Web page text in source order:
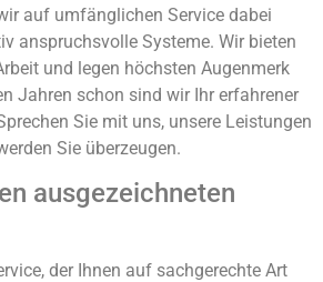
auf umfänglichen Service dabei
anspruchsvolle Systeme. Wir bieten
und legen höchsten Augenmerk
Jahren schon sind wir Ihr erfahrener
Sie mit uns, unsere Leistungen
Sie überzeugen.
ausgezeichneten
der Ihnen auf sachgerechte Art